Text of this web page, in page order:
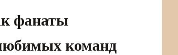
фанаты
команд